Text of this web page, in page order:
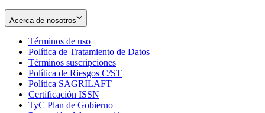
Acerca de nosotros
Términos de uso
in
new
window
Política de Tratamiento de Datos
Términos suscripciones
in
Política de Riesgos C/ST
Política SAGRILAFT
new
Certificación ISSN
in
TyC Plan de Gobierno